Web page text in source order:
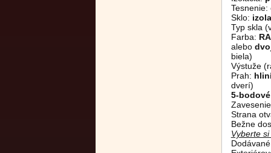
Tesnenie:
Sklo:
Typ skla
Farba:
alebo
biela)
Výstuže
Prah:
dverí)
5-
Strana
Bežne
Vyberte